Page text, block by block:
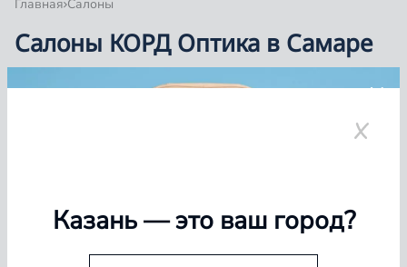
Главная Салоны
Салоны КОРД Оптика в Самаре
Группа компаний «Корд Оптика» - это более 100
Казань— это ваш город?